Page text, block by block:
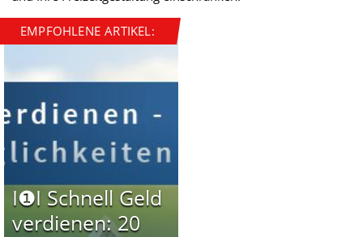
EMPFOHLENE ARTIKEL:
I❶I Schnell Geld
verdienen: 20